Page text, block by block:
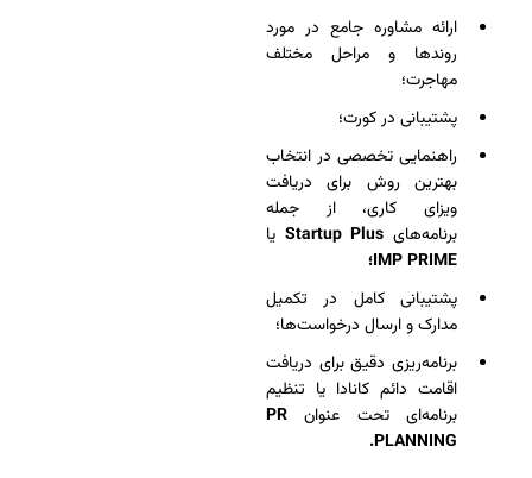
ارائه مشاوره جامع در مورد
روندها و مراحل مختلف
مهاجرت؛
پشتیبانی در کورت؛
راهنمایی تخصصی در انتخاب
بهترین روش برای دریافت
ویزای کاری، از جمله
برنامه‌های Startup Plus یا
IMP PRIME؛
پشتیبانی کامل در تکمیل
مدارک و ارسال درخواست‌ها؛
برنامه‌ریزی دقیق برای دریافت
اقامت دائم کانادا یا تنظیم
برنامه‌ای تحت عنوان PR
PLANNING.